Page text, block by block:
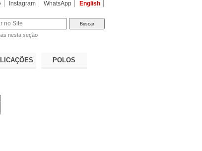
Instagram WhatsApp English
nesta seção
POLOS